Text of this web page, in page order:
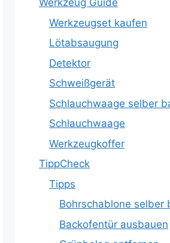
Werkzeug Guide
Werkzeugset kaufen
Lötabsaugung
Detektor
Schweißgerät
Schlauchwaage selber
Schlauchwaage
Werkzeugkoffer
TippCheck
Tipps
Bohrschablone selber
Backofentür ausbauen